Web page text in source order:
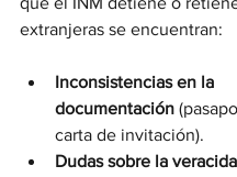
extranjeras se encuentran:
Inconsistencias en la
documentación
carta de invitación).
Dudas sobre la